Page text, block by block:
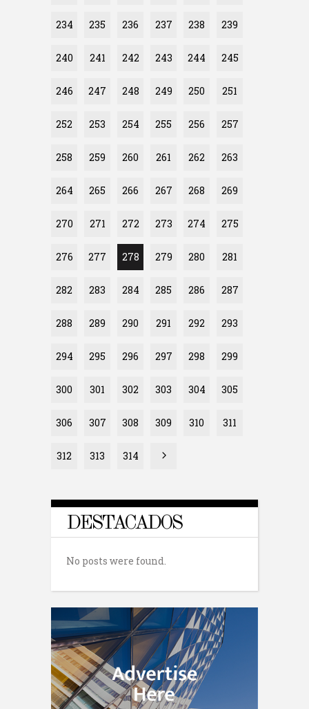
234 235 236 237 238 239
240 241 242 243 244 245
246 247 248 249 250 251
252 253 254 255 256 257
258 259 260 261 262 263
264 265 266 267 268 269
270 271 272 273 274 275
276 277 278 279 280 281
282 283 284 285 286 287
288 289 290 291 292 293
294 295 296 297 298 299
300 301 302 303 304 305
306 307 308 309 310 311
312 313 314
DESTACADOS
No posts were found.